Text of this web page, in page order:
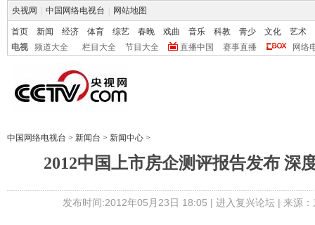
央视网 中国网络电视台 网站地图
首页 新闻 经济 体育 综艺 春晚 戏曲 音乐 科教 青少 文化
艺术
电视
频道大全 栏目大全 节目大全 直播中国 赛事直播 网络
中国网络电视台 > 新闻台 > 新闻中心 >
2012中国上市房企测评报告发布 深
发布时间:2012年05月23日 18:05 | 进入复兴论坛| 来源